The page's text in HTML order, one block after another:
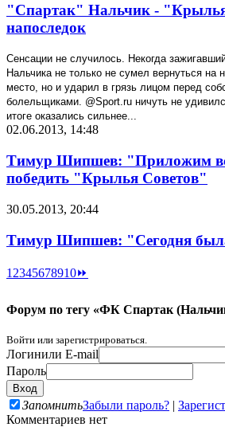
"Спартак" Нальчик -
напоследок
Сенсации не случилось. Некогда
Нальчика не только не сумел вернуться на
место, но и ударил в грязь лицом перед
болельщиками. @Sport.ru ничуть не
итоге оказались сильнее...
02.06.2013, 14:48
Тимур Шипшев: "Приложим
победить "Крылья Советов"
30.05.2013, 20:44
Тимур Шипшев: "Сегодня
1 2345678910⏩
Форум по тегу «ФК Спартак
Войти или зарегистрироваться.
Логинили E-mail
Пароль
ЗапомнитьЗабыли пароль? |
Комментариев нет